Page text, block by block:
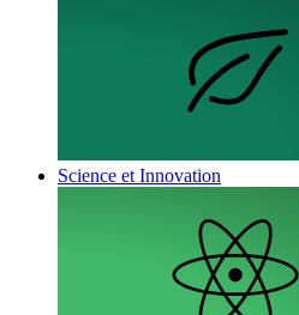
Science et Innovation